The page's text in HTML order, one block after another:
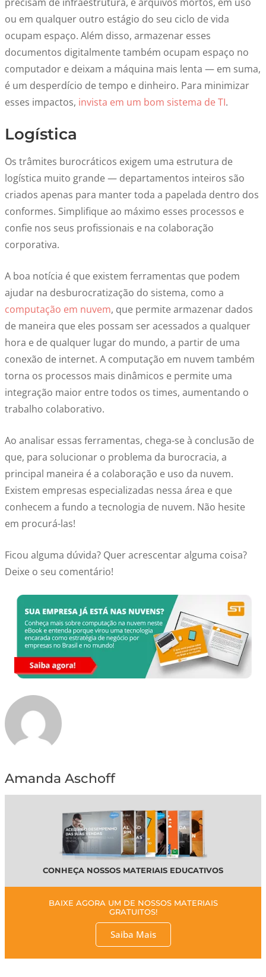
ou em qualquer outro estágio do seu ciclo de vida
ocupam espaço. Além disso, armazenar esses
documentos digitalmente também ocupam espaço no
computador e deixam a máquina mais lenta — em suma,
é um desperdício de tempo e dinheiro. Para minimizar
esses impactos, invista em um bom sistema de TI.
Logística
Os trâmites burocráticos exigem uma estrutura de
logística muito grande — departamentos inteiros são
criados apenas para manter toda a papelada dentro dos
conformes. Simplifique ao máximo esses processos e
confie nos seus profissionais e na colaboração
corporativa.
A boa notícia é que existem ferramentas que podem
ajudar na desburocratização do sistema, como a
computação em nuvem, que permite armazenar dados
de maneira que eles possam ser acessados a qualquer
hora e de qualquer lugar do mundo, a partir de uma
conexão de internet. A computação em nuvem também
torna os processos mais dinâmicos e permite uma
integração maior entre todos os times, aumentando o
trabalho colaborativo.
Ao analisar essas ferramentas, chega-se à conclusão de
que, para solucionar o problema da burocracia, a
principal maneira é a colaboração e uso da nuvem.
Existem empresas especializadas nessa área e que
conhecem a fundo a tecnologia de nuvem. Não hesite
em procurá-las!
Ficou alguma dúvida? Quer acrescentar alguma coisa?
Deixe o seu comentário!
Amanda Aschoff
CONHEÇA NOSSOS MATERIAIS EDUCATIVOS
BAIXE AGORA UM DE NOSSOS MATERIAIS
GRATUITOS!
Saiba Mais